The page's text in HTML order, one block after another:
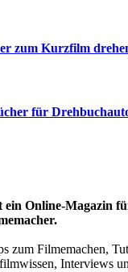
zum Kurzfilm
für
ein Online-Magazin
zum Filmemachen,
Interviews